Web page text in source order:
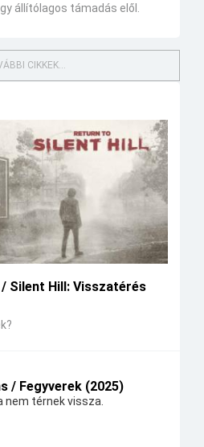
állítólagos támadás elől.
CIKKEK...
Silent Hill: Visszatérés
/ Fegyverek (2025)
nem térnek vissza.